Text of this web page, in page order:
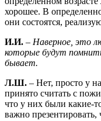
хорошее. В
они состоятся,
И.И. – Наверное, это
которые будут
бывает.
Л.Ш. – Нет, просто у
принято считать с
что у них были какие-
важно презентировать,